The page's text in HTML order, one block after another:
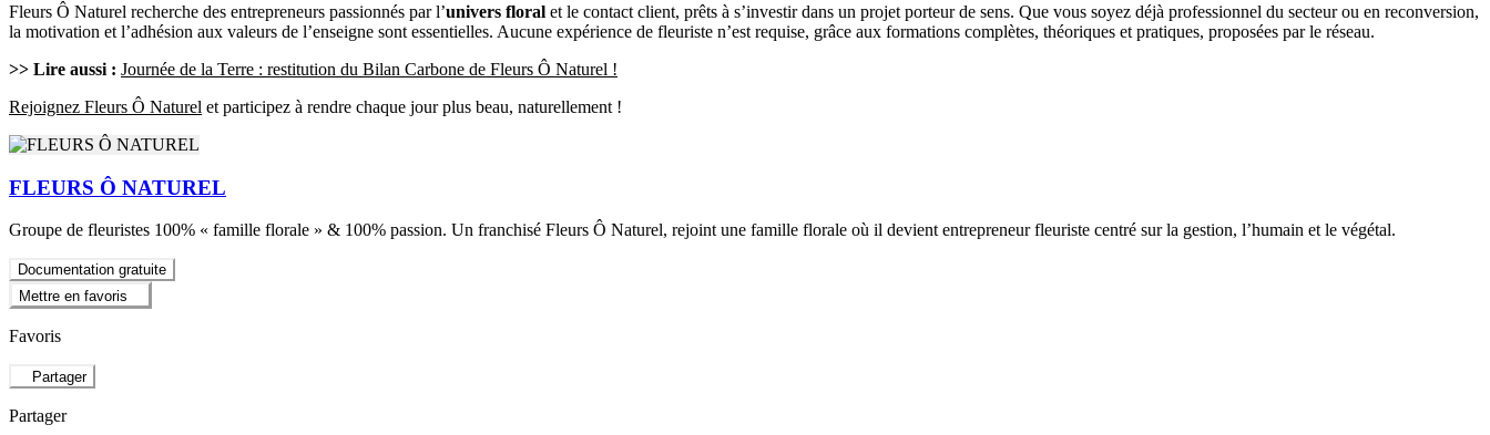
Fleurs Ô Naturel recherche des entrepreneurs passionnés par l’univers floral et le contact client, prêts à s’investir dans un projet porteur de sens. Que vous soyez déjà professionnel du secteur ou en reconversion,
la motivation et l’adhésion aux valeurs de l’enseigne sont essentielles. Aucune expérience de fleuriste n’est requise, grâce aux formations complètes, théoriques et pratiques, proposées par le réseau.
>> Lire aussi : Journée de la Terre : restitution du Bilan Carbone de Fleurs Ô Naturel !
Rejoignez Fleurs Ô Naturel et participez à rendre chaque jour plus beau, naturellement !
FLEURS Ô NATUREL
Groupe de fleuristes 100% « famille florale » & 100% passion. Un franchisé Fleurs Ô Naturel, rejoint une famille florale où il devient entrepreneur fleuriste centré sur la gestion, l’humain et le végétal.
Documentation gratuite
Mettre en favoris
Favoris
Partager
Partager